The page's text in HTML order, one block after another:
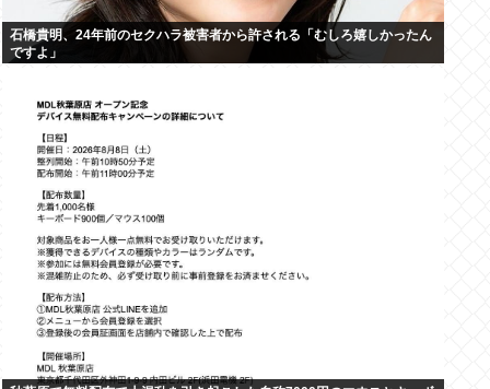
石橋貴明、24年前のセクハラ被害者から許される「むしろ嬉しかったん
ですよ」